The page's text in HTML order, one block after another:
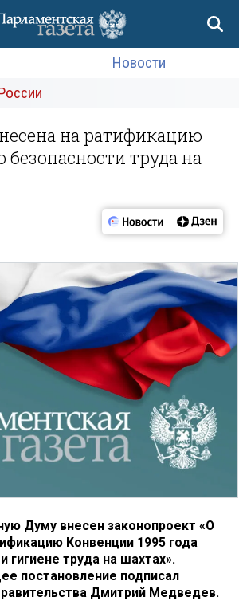
Новости
на ратификацию
труда на
Думу внесен законопроект «О
Конвенции 1995 года
гигиене труда на шахтах».
постановление подписал
Дмитрий Медведев.